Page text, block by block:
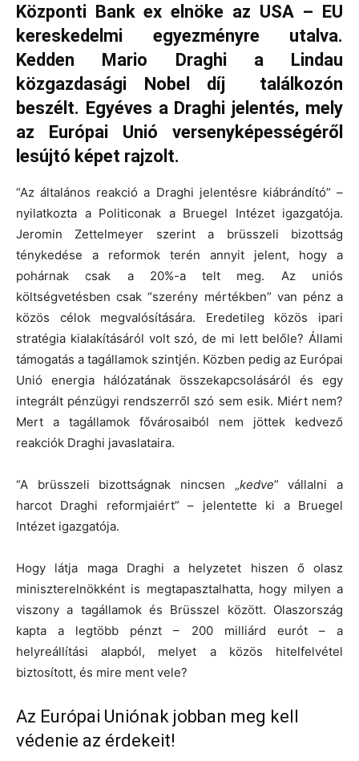
Központi Bank ex elnöke az USA – EU
kereskedelmi egyezményre utalva.
Kedden Mario Draghi a Lindau
közgazdasági Nobel díj találkozón
beszélt. Egyéves a Draghi jelentés, mely
az Európai Unió versenyképességéről
lesújtó képet rajzolt.
“Az általános reakció a Draghi jelentésre kiábrándító” –
nyilatkozta a Politiconak a Bruegel Intézet igazgatója.
Jeromin Zettelmeyer szerint a brüsszeli bizottság
ténykedése a reformok terén annyit jelent, hogy a
pohárnak csak a 20%-a telt meg. Az uniós
költségvetésben csak “szerény mértékben” van pénz a
közös célok megvalósítására. Eredetileg közös ipari
stratégia kialakításáról volt szó, de mi lett belőle? Állami
támogatás a tagállamok szintjén. Közben pedig az Európai
Unió energia hálózatának összekapcsolásáról és egy
integrált pénzügyi rendszerről szó sem esik. Miért nem?
Mert a tagállamok fővárosaiból nem jöttek kedvező
reakciók Draghi javaslataira.
“A brüsszeli bizottságnak nincsen „kedve” vállalni a
harcot Draghi reformjaiért” – jelentette ki a Bruegel
Intézet igazgatója.
Hogy látja maga Draghi a helyzetet hiszen ő olasz
miniszterelnökként is megtapasztalhatta, hogy milyen a
viszony a tagállamok és Brüsszel között. Olaszország
kapta a legtöbb pénzt – 200 milliárd eurót – a
helyreállítási alapból, melyet a közös hitelfelvétel
biztosított, és mire ment vele?
Az Európai Uniónak jobban meg kell
védenie az érdekeit!